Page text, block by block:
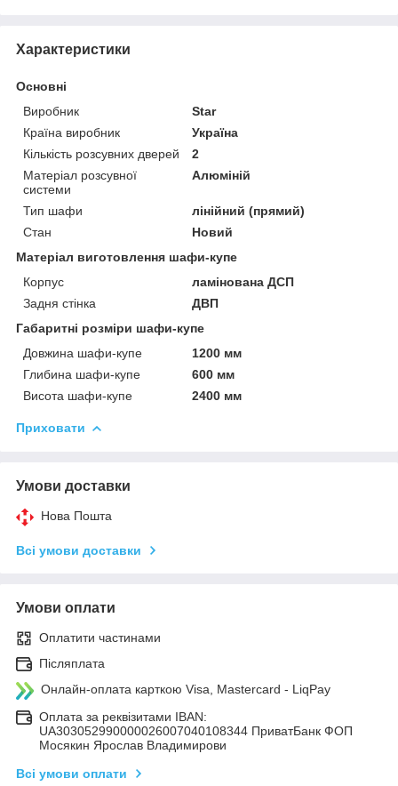
Характеристики
Основні
Виробник
Star
Країна виробник
Україна
Кількість розсувних дверей
2
Матеріал розсувної
системи
Алюміній
Тип шафи
лінійний (прямий)
Стан
Новий
Матеріал виготовлення шафи-купе
Корпус
ламінована ДСП
Задня стінка
ДВП
Габаритні розміри шафи-купе
Довжина шафи-купе
1200 мм
Глибина шафи-купе
600 мм
Висота шафи-купе
2400 мм
Приховати
Умови доставки
Нова Пошта
Всі умови доставки
Умови оплати
Оплатити частинами
Післяплата
Онлайн-оплата карткою Visa, Mastercard - LiqPay
Оплата за реквізитами IBAN:
UA303052990000026007040108344 ПриватБанк ФОП
Мосякин Ярослав Владимирови
Всі умови оплати